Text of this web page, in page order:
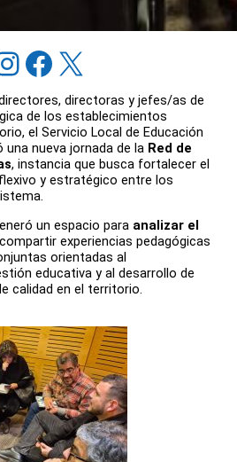
Facebook X
directoras y jefes/as de
de los establecimientos
el Servicio Local de Educación
nueva jornada de la Red de
, instancia que busca fortalecer el
y estratégico entre los
un espacio para analizar el
experiencias pedagógicas
orientadas al
educativa y al desarrollo de
calidad en el territorio.